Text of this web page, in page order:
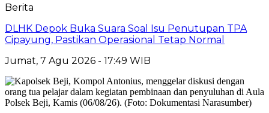
Berita
DLHK Depok Buka Suara Soal Isu Penutupan TPA
Cipayung, Pastikan Operasional Tetap Normal
Jumat, 7 Agu 2026 - 17:49 WIB